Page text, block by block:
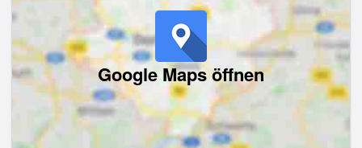
Google Maps öffnen